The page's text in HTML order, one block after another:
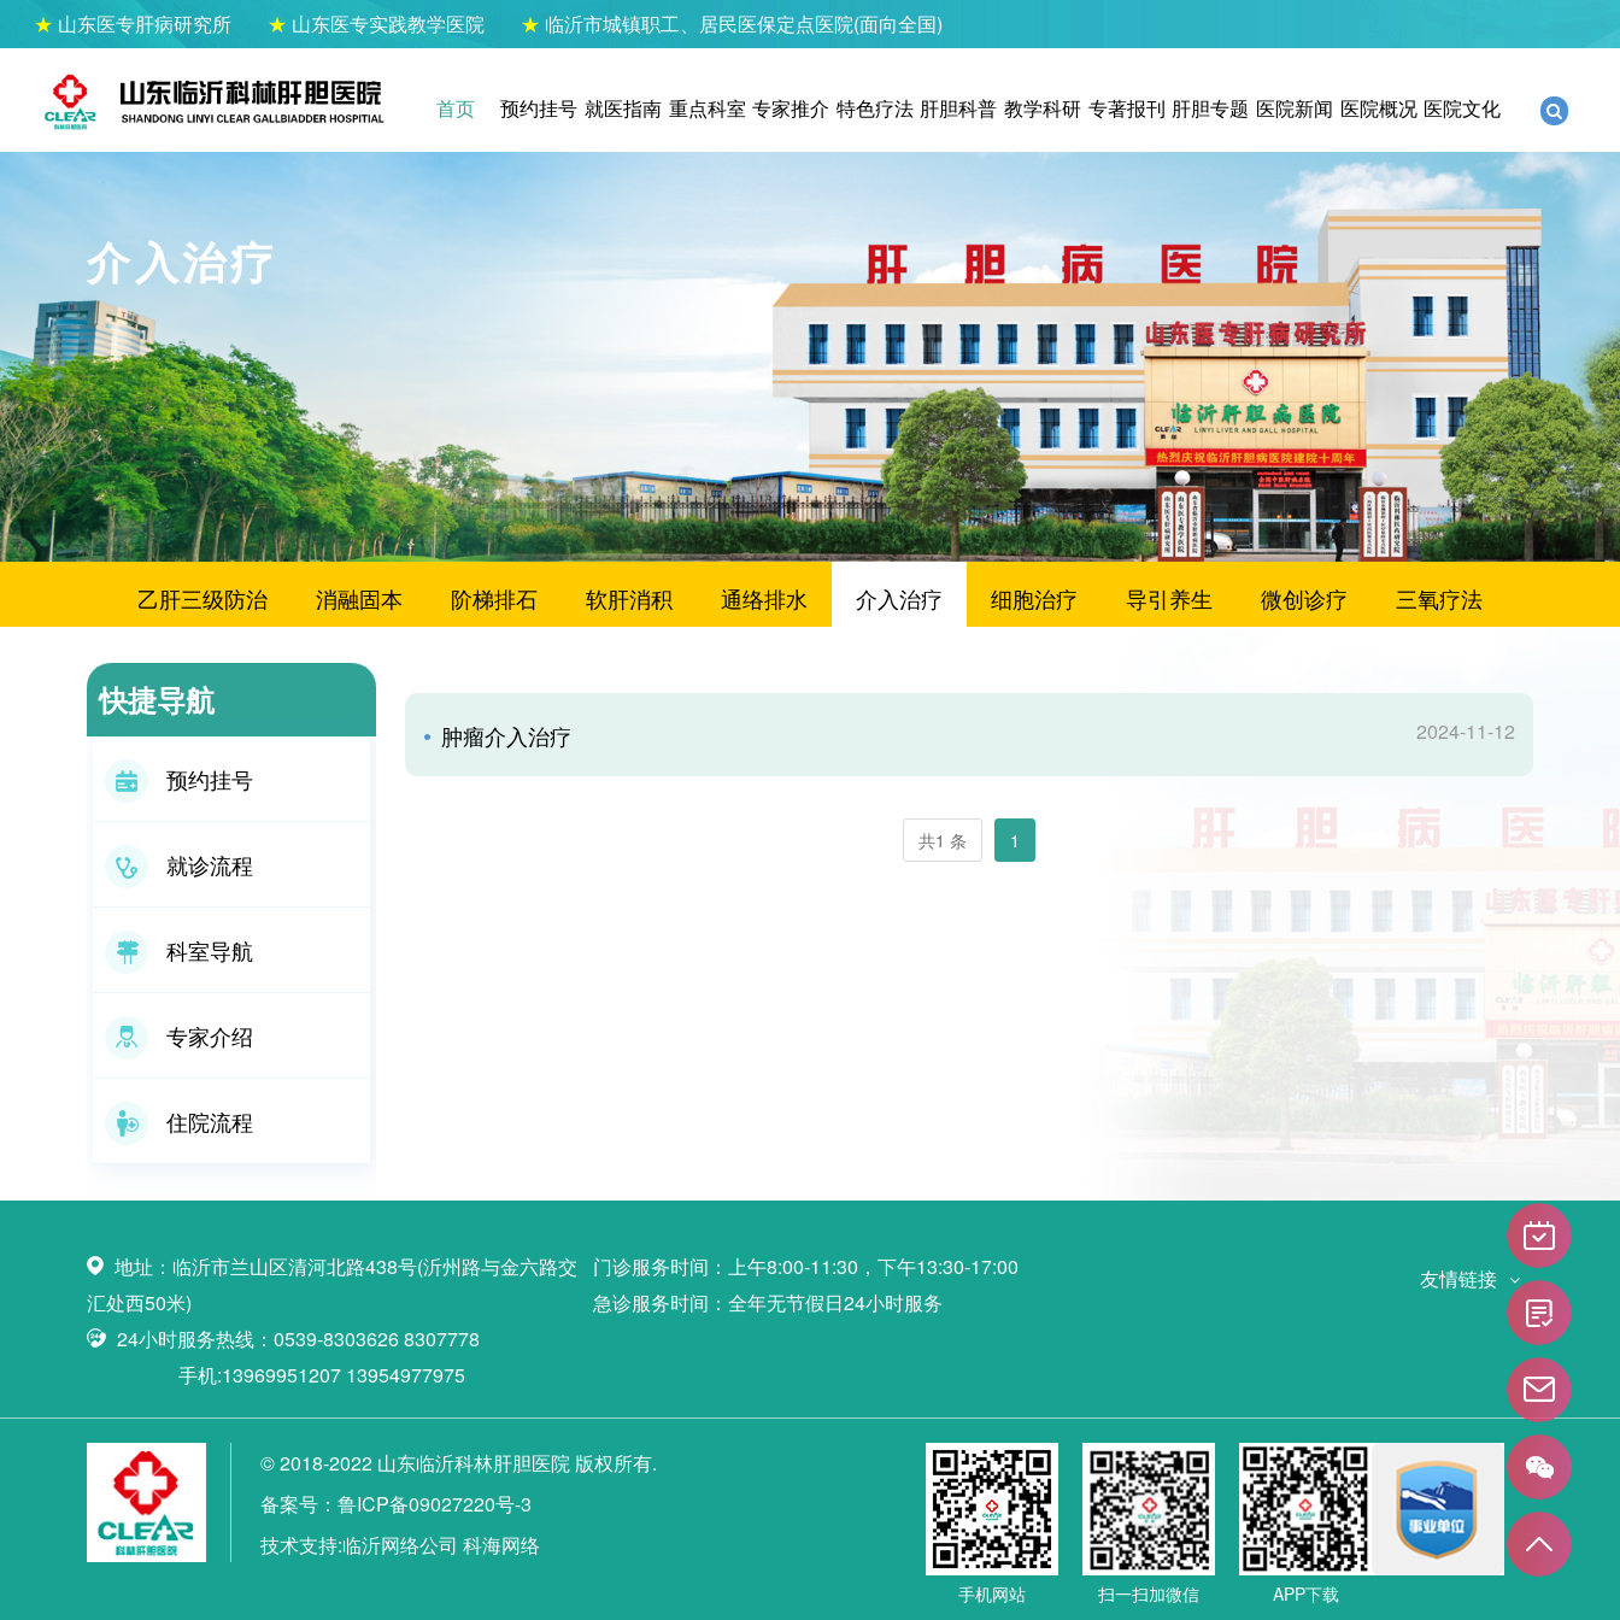
★ 山东医专肝病研究所 ★ 山东医专实践教学医院 ★ 临沂市城镇职工、居民医保定点医院(面向全国)
首页 预约挂号 就医指南 重点科室 专家推介 特色疗法 肝胆科普 教学科研 专著报刊 肝胆专题 医院新闻 医院概况 医院文化
介入治疗
乙肝三级防治 消融固本 阶梯排石 软肝消积 通络排水 介入治疗 细胞治疗 导引养生 微创诊疗 三氧疗法
快捷导航
预约挂号
就诊流程
科室导航
专家介绍
住院流程
肿瘤介入治疗 2024-11-12
共1 条 1
地址：临沂市兰山区清河北路438号(沂州路与金六路交
汇处西50米)
24小时服务热线：0539-8303626 8307778
手机:13969951207 13954977975
门诊服务时间：上午8:00-11:30，下午13:30-17:00
急诊服务时间：全年无节假日24小时服务
友情链接
© 2018-2022 山东临沂科林肝胆医院 版权所有.
备案号：鲁ICP备09027220号-3
技术支持:临沂网络公司 科海网络
手机网站 扫一扫加微信 APP下载